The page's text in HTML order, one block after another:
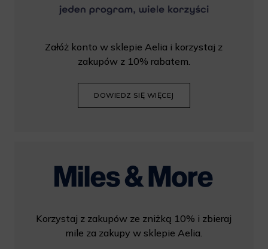
Załóż konto w sklepie Aelia i korzystaj z
zakupów z 10% rabatem.
DOWIEDZ SIĘ WIĘCEJ
Korzystaj z zakupów ze zniżką 10% i zbieraj
mile za zakupy w sklepie Aelia.